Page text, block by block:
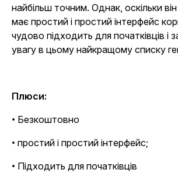
найбільш точним. Однак, оскільки
має простий і простий інтерфейс
чудово підходить для початківців і
увагу в цьому найкращому списку
Плюси:
• Безкоштовно
• простий і простий інтерфейс;
• Підходить для початківців